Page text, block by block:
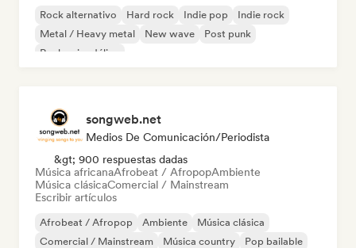
Rock alternativo Hard rock Indie pop
Indie rock
Metal / Heavy metal
New wave
Post punk
Rock psicodélico
songweb.net
Medios De Comunicación/Periodista
&gt; 900 respuestas dadas
Música africanaAfrobeat / AfropopAmbiente
Música clásicaComercial / Mainstream
Escribir artículos
Afrobeat / Afropop Ambiente
Música clásica
Comercial / Mainstream
Música country
Pop bailable